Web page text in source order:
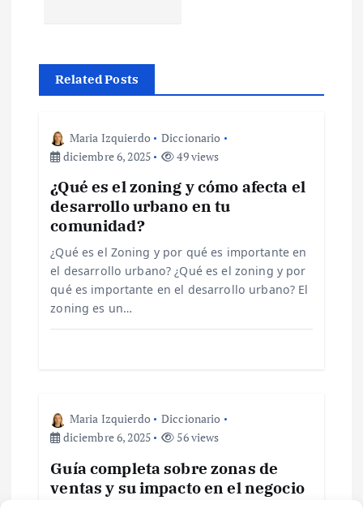
Related Posts
Maria Izquierdo
Diccionario
diciembre 6, 2025
49 views
¿Qué es el zoning y cómo afecta el
desarrollo urbano en tu
comunidad?
¿Qué es el Zoning y por qué es importante en
el desarrollo urbano? ¿Qué es el zoning y por
qué es importante en el desarrollo urbano? El
zoning es un…
Maria Izquierdo
Diccionario
diciembre 6, 2025
56 views
Guía completa sobre zonas de
ventas y su impacto en el negocio